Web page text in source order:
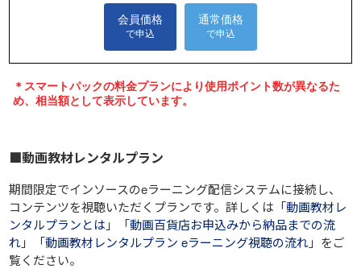
■動画教材レンタルプラン
期間限定でインソースのeラーニング配信システムに接続し、
コンテンツを視聴いただくプランです。詳しくは「動画教材レ
ンタルプランとは 」「動画百貨店お申込みから納品までの流
れ」「動画教材レンタルプラン eラーニング視聴の流れ」をご
覧ください。